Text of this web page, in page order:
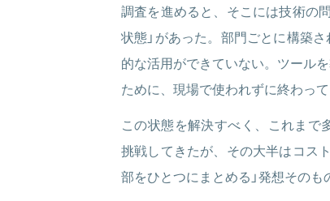
調査を進めると、そこには技術の
状態」があった。部門ごとに構築
的な活用ができていない。ツール
ために、現場で使われずに終わって
この状態を解決すべく、これまで
挑戦してきたが、その大半はコス
部をひとつにまとめる」発想そのも